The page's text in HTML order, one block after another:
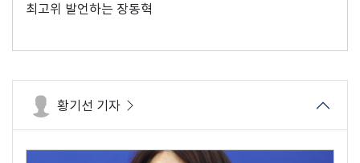
최고위 발언하는 장동혁
황기선 기자